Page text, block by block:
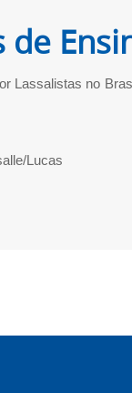
de
Lassalistas no
Lucas